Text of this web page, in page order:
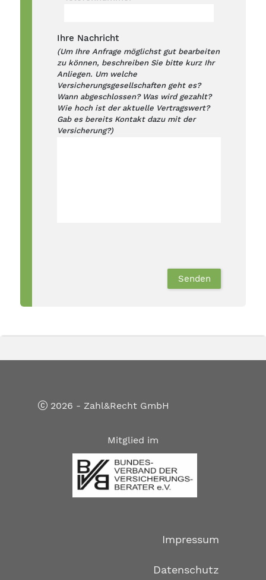
Ihre Nachricht
(Um Ihre Anfrage möglichst gut bearbeiten
zu können, beschreiben Sie bitte kurz Ihr
Anliegen. Um welche
Versicherungsgesellschaften geht es?
Wann abgeschlossen? Was wird gezahlt?
Wie hoch ist der aktuelle Vertragswert?
Gab es bereits Kontakt dazu mit der
Versicherung?)
2026 - Zahl&Recht GmbH
Mitglied im
Impressum
Datenschutz